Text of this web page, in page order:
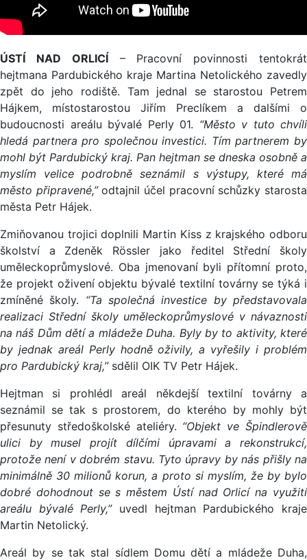
ÚSTÍ NAD ORLICÍ– Pracovní povinnosti tentokrát
hejtmana Pardubického kraje Martina Netolického zavedly
zpět do jeho rodiště. Tam jednal se starostou Petrem
Hájkem, místostarostou Jiřím Preclíkem a dalšími o
budoucnosti areálu bývalé Perly 01. “Město v tuto chvíli
hledá partnera pro společnou investici. Tím partnerem by
mohl být Pardubický kraj. Pan hejtman se dneska osobně a
myslím velice podrobně seznámil s výstupy, které má
město připravené,”odtajnil účel pracovní schůzky starosta
města Petr Hájek.
Zmiňovanou trojici doplnili Martin Kiss z krajského odboru
školství a Zdeněk Rössler jako ředitel Střední školy
uměleckoprůmyslové. Oba jmenovaní byli přítomní proto,
že projekt oživení objektu bývalé textilní továrny se týká i
zmíněné školy. “Ta společná investice by představovala
realizaci Střední školy uměleckoprůmyslové v návaznosti
na náš Dům dětí a mládeže Duha. Byly by to aktivity, které
by jednak areál Perly hodně oživily, a vyřešily i problém
pro Pardubický kraj,”sdělil OIK TV Petr Hájek.
Hejtman si prohlédl areál někdejší textilní továrny a
seznámil se tak s prostorem, do kterého by mohly být
přesunuty středoškolské ateliéry. “Objekt ve Špindlerově
ulici by musel projít dílčími úpravami a rekonstrukcí,
protože není v dobrém stavu. Tyto úpravy by nás přišly na
minimálně 30 milionů korun, a proto si myslím, že by bylo
dobré dohodnout se s městem Ústí nad Orlicí na využití
areálu bývalé Perly,”uvedl hejtman Pardubického kraje
Martin Netolický.
Areál by se tak stal sídlem Domu dětí a mládeže Duha,